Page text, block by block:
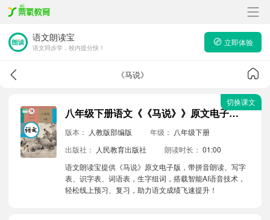
语文朗读宝
语文同步学，校内提分快！
立即体验
《马说》
八年级下册语文《《马说》》原文电子版带拼音朗读音频
版本： 人教版部编版 年级： 八年级下册
出版社：
人民教育出版社 朗读时长： 01:00
语文朗读宝提供《马说》原文电子版，带拼音朗读、写字
表、识字表、词语表，生字组词，搭载智能AI语音技术，
轻松线上预习、复习，助力语文成绩飞速提升！
切换课文